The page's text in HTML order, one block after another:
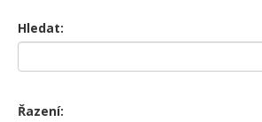
Hledat:
Řazení: